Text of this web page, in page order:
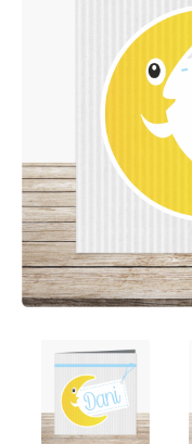
Afsprakenkaartjes
Ansichtkaarten
Briefpapier
Brochures
Cadeaubonnen
Certificaten/Diploma's
Doordruksets
Enveloppen
Etiketten
Folders
Foto's
Geboortekaartjes
Winkelwagen